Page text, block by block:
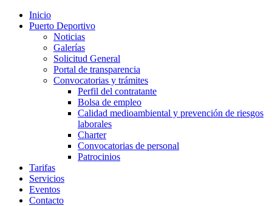
Inicio
Puerto Deportivo
Noticias
Galerías
Solicitud General
Portal de transparencia
Convocatorias y trámites
Perfil del contratante
Bolsa de empleo
Calidad medioambiental y prevención de riesgos
laborales
Charter
Convocatorias de personal
Patrocinios
Tarifas
Servicios
Eventos
Contacto